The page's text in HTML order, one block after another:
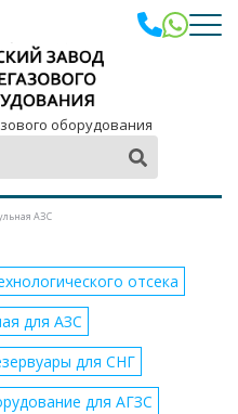
оборудования
АЗС
отсека
для АЗС
для СНГ
для АГЗС